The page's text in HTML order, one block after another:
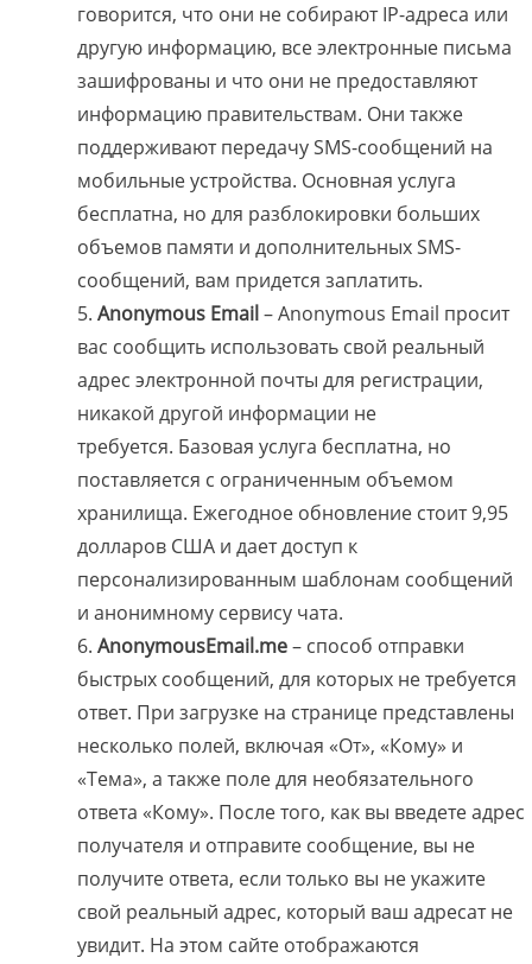
говорится, что они не собирают IP-адреса или
другую информацию, все электронные письма
зашифрованы и что они не предоставляют
информацию правительствам. Они также
поддерживают передачу SMS-сообщений на
мобильные устройства. Основная услуга
бесплатна, но для разблокировки больших
объемов памяти и дополнительных SMS-
сообщений, вам придется заплатить.
Anonymous Email – Anonymous Email просит
вас сообщить использовать свой реальный
адрес электронной почты для регистрации,
никакой другой информации не
требуется. Базовая услуга бесплатна, но
поставляется с ограниченным объемом
хранилища. Ежегодное обновление стоит 9,95
долларов США и дает доступ к
персонализированным шаблонам сообщений
и анонимному сервису чата.
AnonymousEmail.me– способ отправки
быстрых сообщений, для которых не требуется
ответ. При загрузке на странице представлены
несколько полей, включая «От», «Кому» и
«Тема», а также поле для необязательного
ответа «Кому». После того, как вы введете адрес
получателя и отправите сообщение, вы не
получите ответа, если только вы не укажите
свой реальный адрес, который ваш адресат не
увидит. На этом сайте отображаются